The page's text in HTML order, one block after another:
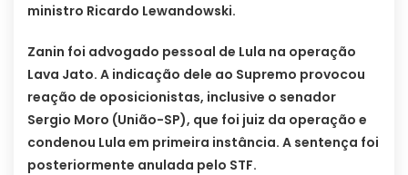
ministro Ricardo Lewandowski.
Zanin foi advogado pessoal de Lula na operação
Lava Jato. A indicação dele ao Supremo provocou
reação de oposicionistas, inclusive o senador
Sergio Moro (União-SP), que foi juiz da operação e
condenou Lula em primeira instância. A sentença foi
posteriormente anulada pelo STF.